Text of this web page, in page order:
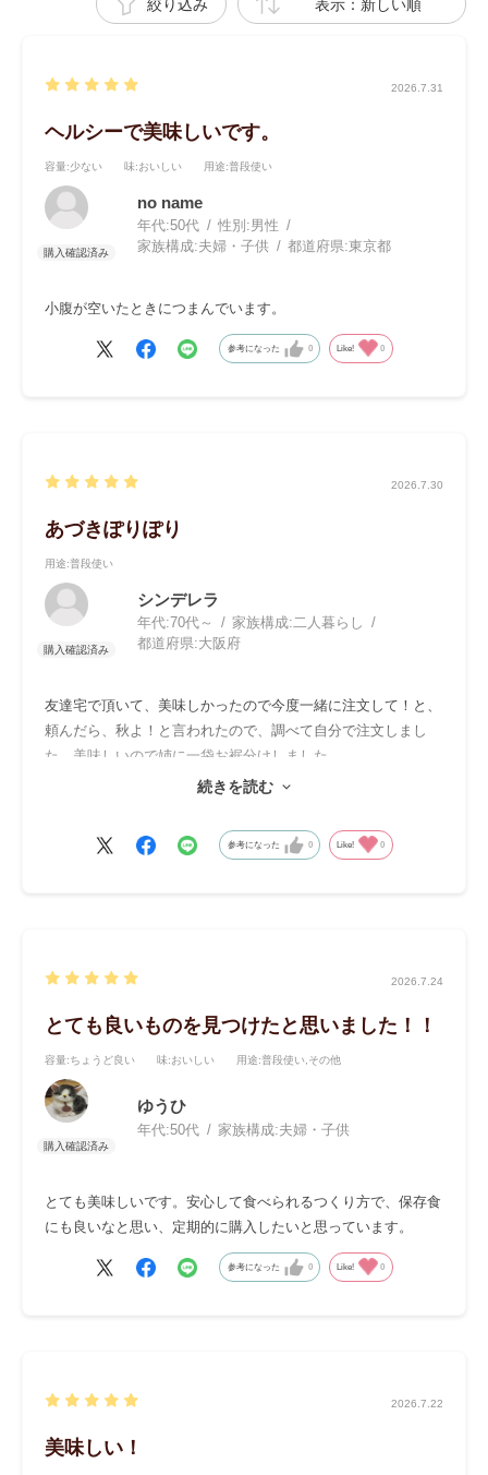
絞り込み 表示：新しい順
2026.7.31
ヘルシーで美味しいです。
容量:少ない 味:おいしい 用途:普段使い
no name
年代:50代 性別:男性
家族構成:夫婦・子供 都道府県:東京都
小腹が空いたときにつまんでいます。
参考になった 0 Like! 0
2026.7.30
あづきぽりぽり
用途:普段使い
シンデレラ
年代:70代～ 家族構成:二人暮らし
都道府県:大阪府
友達宅で頂いて、美味しかったので今度一緒に注文して！と、
頼んだら、秋よ！と言われたので、調べて自分で注文しまし
た。美味しいので姉に一袋お裾分けしました。
ついでに、乾燥納豆、水羊羹・杏仁の素も同時に。この３点は
続きを読む
参考になった 0 Like! 0
2026.7.24
とても良いものを見つけたと思いました！！
容量:ちょうど良い 味:おいしい 用途:普段使い,その他
ゆうひ
年代:50代 家族構成:夫婦・子供
とても美味しいです。安心して食べられるつくり方で、保存食
にも良いなと思い、定期的に購入したいと思っています。
参考になった 0 Like! 0
2026.7.22
美味しい！